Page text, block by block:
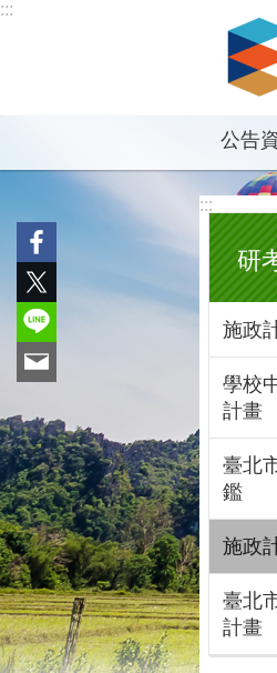
跳到主要內容區塊
:::
公告
:::
研
施政
學校
計畫
臺北
鑑
施政
臺北
計畫